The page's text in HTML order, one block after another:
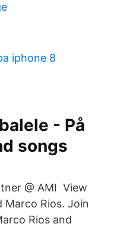
iphone 8
- På
songs
@ AMI View
Rios. Join
Rios and